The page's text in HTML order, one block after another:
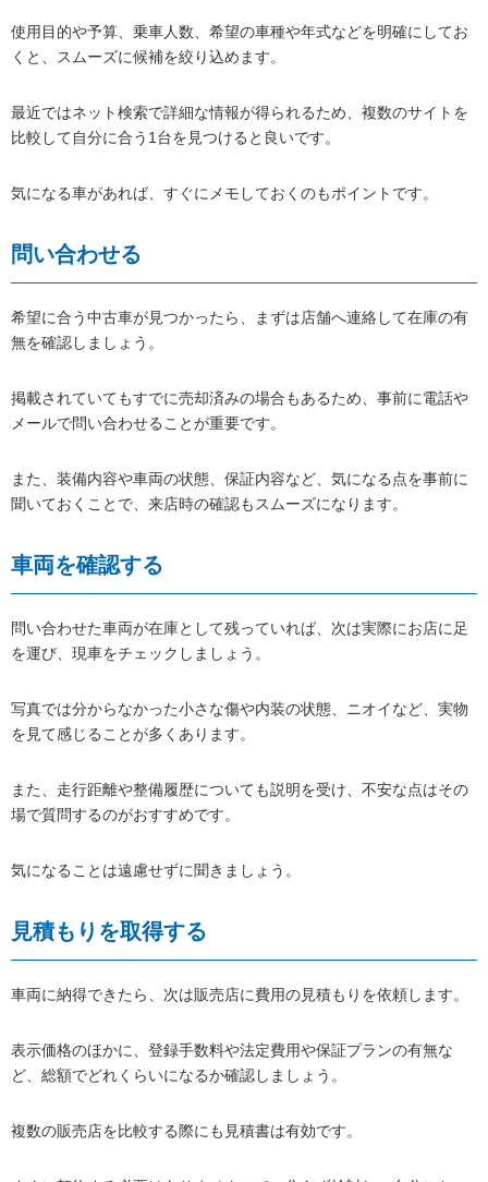
使用目的や予算、乗車人数、希望の車種や年式などを明確にしてお
くと、スムーズに候補を絞り込めます。
最近ではネット検索で詳細な情報が得られるため、複数のサイトを
比較して自分に合う1台を見つけると良いです。
気になる車があれば、すぐにメモしておくのもポイントです。
問い合わせる
希望に合う中古車が見つかったら、まずは店舗へ連絡して在庫の有
無を確認しましょう。
掲載されていてもすでに売却済みの場合もあるため、事前に電話や
メールで問い合わせることが重要です。
また、装備内容や車両の状態、保証内容など、気になる点を事前に
聞いておくことで、来店時の確認もスムーズになります。
車両を確認する
問い合わせた車両が在庫として残っていれば、次は実際にお店に足
を運び、現車をチェックしましょう。
写真では分からなかった小さな傷や内装の状態、ニオイなど、実物
を見て感じることが多くあります。
また、走行距離や整備履歴についても説明を受け、不安な点はその
場で質問するのがおすすめです。
気になることは遠慮せずに聞きましょう。
見積もりを取得する
車両に納得できたら、次は販売店に費用の見積もりを依頼します。
表示価格のほかに、登録手数料や法定費用や保証プランの有無な
ど、総額でどれくらいになるか確認しましょう。
複数の販売店を比較する際にも見積書は有効です。